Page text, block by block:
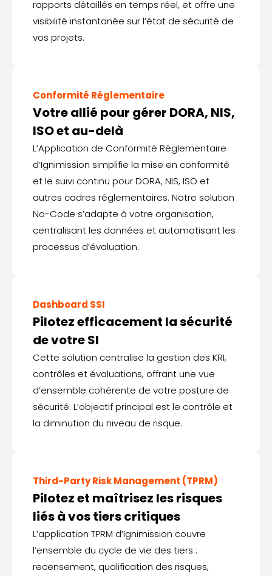
rapports détaillés en temps réel, et offre une
visibilité instantanée sur l’état de sécurité de
vos projets.
Conformité Réglementaire
Votre allié pour gérer DORA, NIS,
ISO et au-delà
L’Application de Conformité Réglementaire
d’Ignimission simplifie la mise en conformité
et le suivi continu pour DORA, NIS, ISO et
autres cadres réglementaires. Notre solution
No-Code s’adapte à votre organisation,
centralisant les données et automatisant les
processus d’évaluation.
Dashboard SSI
Pilotez efficacement la sécurité
de votre SI
Cette solution centralise la gestion des KRI,
contrôles et évaluations, offrant une vue
d’ensemble cohérente de votre posture de
sécurité. L’objectif principal est le contrôle et
la diminution du niveau de risque.
Third-Party Risk Management (TPRM)
Pilotez et maîtrisez les risques
liés à vos tiers critiques
L’application TPRM d’Ignimission couvre
l’ensemble du cycle de vie des tiers :
recensement, qualification des risques,